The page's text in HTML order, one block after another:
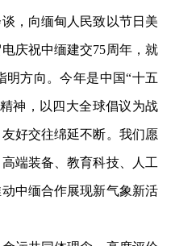
，向缅甸人民致以节日美
庆祝中缅建交75周年，就
方向。今年是中国“十五
神，以四大全球倡议为战
好交往绵延不断。我们愿
端装备、教育科技、人工
中缅合作展现新气象新活